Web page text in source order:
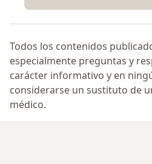
Todos los contenidos
especialmente preguntas y
carácter informativo y en
considerarse un sustituto de
médico.